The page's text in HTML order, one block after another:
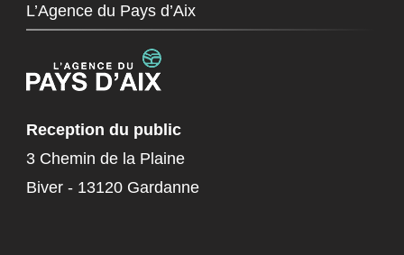
L’Agence du Pays d’Aix
Reception du public
3 Chemin de la Plaine
Biver - 13120 Gardanne